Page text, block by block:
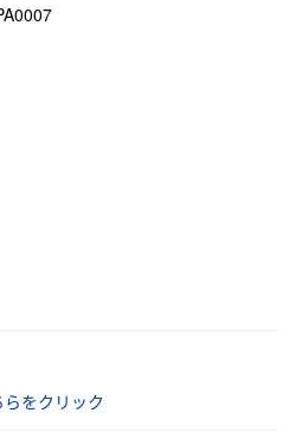
らをクリック